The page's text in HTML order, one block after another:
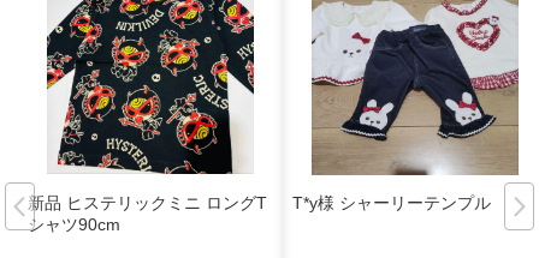
新品 ヒステリックミニ ロングT
シャツ90cm
T*y様 シャーリーテンプル